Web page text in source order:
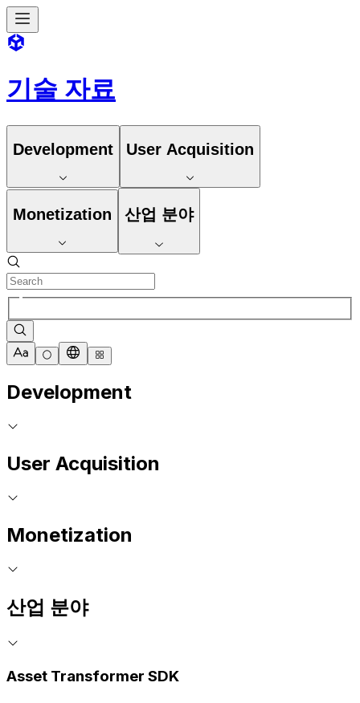
기술 자료
Development User Acquisition
Monetization 산업 분야
Development
User Acquisition
Monetization
산업 분야
Asset Transformer SDK